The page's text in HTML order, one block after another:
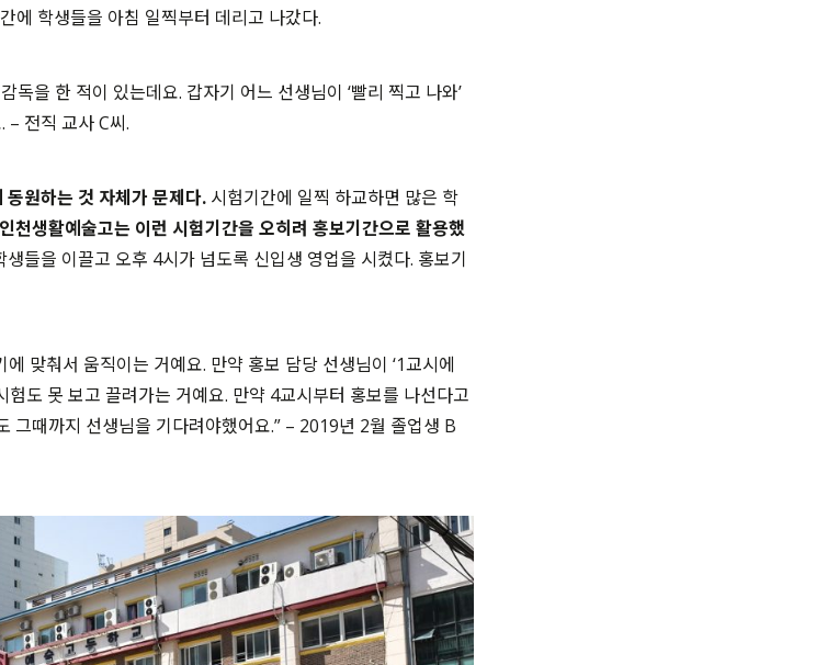
에 학생들을 아침 일찍부터 데리고 나갔다.
독을 한 적이 있는데요. 갑자기 어느 선생님이 ‘빨리 찍고 나와’
– 전직 교사 C씨.
원하는 것 자체가 문제다. 시험기간에 일찍 하교하면 많은 학
인천생활예술고는 이런 시험기간을 오히려 홍보기간으로 활용했
들을 이끌고 오후 4시가 넘도록 신입생 영업을 시켰다. 홍보기
맞춰서 움직이는 거예요. 만약 홍보 담당 선생님이 ‘1교시에
험도 못 보고 끌려가는 거예요. 만약 4교시부터 홍보를 나선다고
그때까지 선생님을 기다려야했어요.” – 2019년 2월 졸업생 B